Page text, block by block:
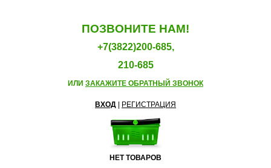
ПОЗВОНИТЕ НАМ!
+7(3822)200-685,
210-685
ИЛИ ЗАКАЖИТЕ ОБРАТНЫЙ ЗВОНОК
ВХОД РЕГИСТРАЦИЯ
НЕТ ТОВАРОВ